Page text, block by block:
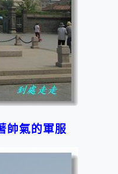
帥氣的軍服